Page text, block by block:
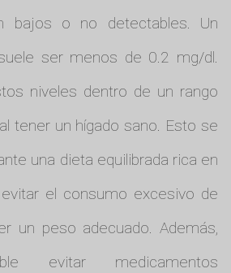
bajos o no detectables. Un
ser menos de 0.2 mg/dl.
niveles dentro de un rango
tener un hígado sano. Esto se
una dieta equilibrada rica en
el consumo excesivo de
un peso adecuado. Además,
evitar medicamentos